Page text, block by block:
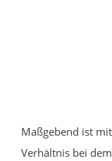
Maßgebend ist
Verhältnis bei